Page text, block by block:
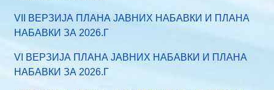
VII ВЕРЗИЈА ПЛАНА ЈАВНИХ НАБАВКИ И ПЛАНА
НАБАВКИ ЗА 2026.Г
VI ВЕРЗИЈА ПЛАНА ЈАВНИХ НАБАВКИ И ПЛАНА
НАБАВКИ ЗА 2026.Г